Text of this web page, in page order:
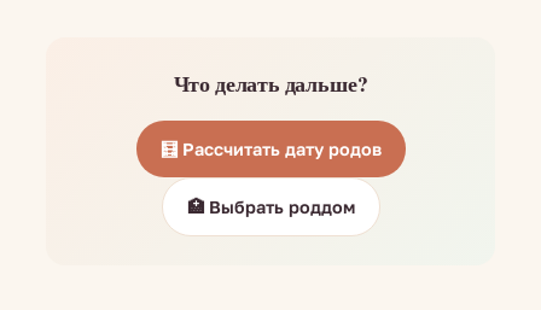
Что делать дальше?
🧮 Рассчитать дату родов
🏥 Выбрать роддом